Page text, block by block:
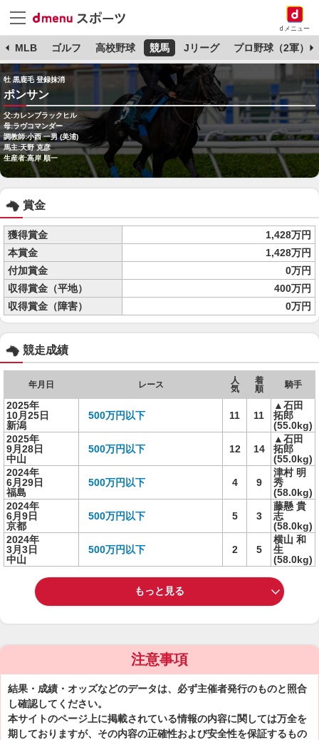
dメニュー
MLB ゴルフ 高校野球 競馬 Jリーグ プロ野球（2軍）
牡 黒鹿毛 登録抹消
ポンサン
父:カレンブラックヒル
母:ラヴコマンダー
調教師:小西 一男 (美浦)
馬主:天野 克彦
生産者:高岸 順一
賞金
獲得賞金
1,428万円
本賞金
1,428万円
付加賞金
0万円
収得賞金（平地）
400万円
収得賞金（障害）
0万円
競走成績
年月日 レース
人
気
着
順
騎手
2025年
10月25日
新潟
500万円以下 11 11
▲石田
拓郎
(55.0kg)
2025年
9月28日
中山
500万円以下 12 14
▲石田
拓郎
(55.0kg)
2024年
6月29日
福島
500万円以下 4 9
津村 明
秀
(58.0kg)
2024年
6月9日
京都
500万円以下 5 3
藤懸 貴
志
(58.0kg)
2024年
3月3日
中山
500万円以下 2 5
横山 和
生
(58.0kg)
もっと見る
注意事項
結果・成績・オッズなどのデータは、必ず主催者発行のものと照合
し確認してください。
本サイトのページ上に掲載されている情報の内容に関しては万全を
期しておりますが、その内容の正確性および安全性を保証するもの